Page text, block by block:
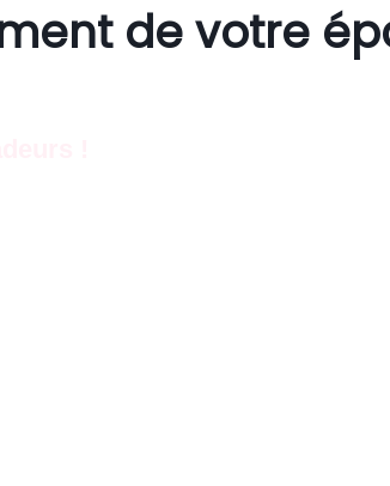
de votre